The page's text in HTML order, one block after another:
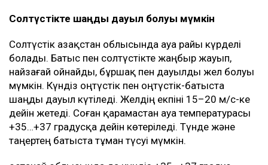
Солтүстікте шаңды дауыл болуы мүмкін
Солтүстік Қазақстан облысында ауа райы күрделі
болады. Батыс пен солтүстікте жаңбыр жауып,
найзағай ойнайды, бұршақ пен дауылды жел болуы
мүмкін. Күндіз оңтүстік пен оңтүстік-батыста
шаңды дауыл күтіледі. Желдің екпіні 15–20 м/с-ке
дейін жетеді. Соған қарамастан ауа температурасы
+35…+37 градусқа дейін көтеріледі. Түнде және
таңертең батыста тұман түсуі мүмкін.